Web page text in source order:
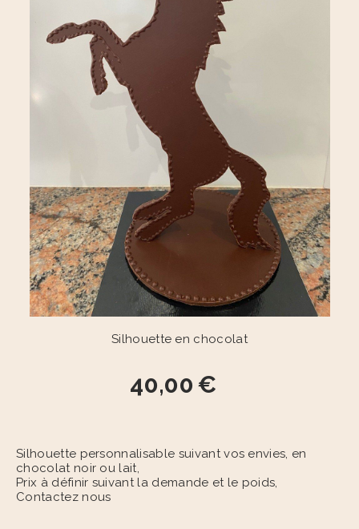
Silhouette en chocolat
40,00 €
Silhouette personnalisable suivant vos envies, en
chocolat noir ou lait,
Prix à définir suivant la demande et le poids,
Contactez nous